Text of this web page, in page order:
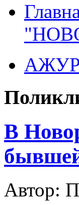
АЖУР:
В
Автор: